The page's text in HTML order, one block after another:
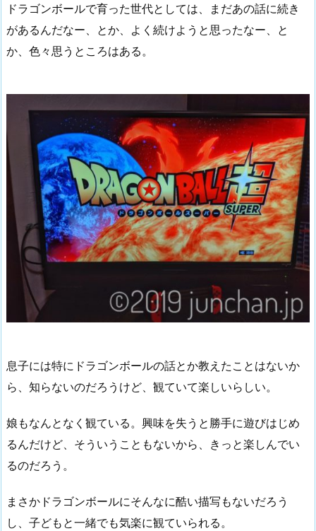
ドラゴンボールで育った世代としては、まだあの話に続き
があるんだなー、とか、よく続けようと思ったなー、と
か、色々思うところはある。
息子には特にドラゴンボールの話とか教えたことはないか
ら、知らないのだろうけど、観ていて楽しいらしい。
娘もなんとなく観ている。興味を失うと勝手に遊びはじめ
るんだけど、そういうこともないから、きっと楽しんでい
るのだろう。
まさかドラゴンボールにそんなに酷い描写もないだろう
し、子どもと一緒でも気楽に観ていられる。